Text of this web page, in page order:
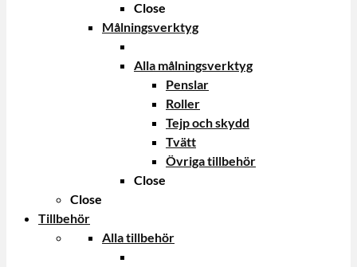
Close
Målningsverktyg
Alla målningsverktyg
Penslar
Roller
Tejp och skydd
Tvätt
Övriga tillbehör
Close
Close
Tillbehör
Alla tillbehör